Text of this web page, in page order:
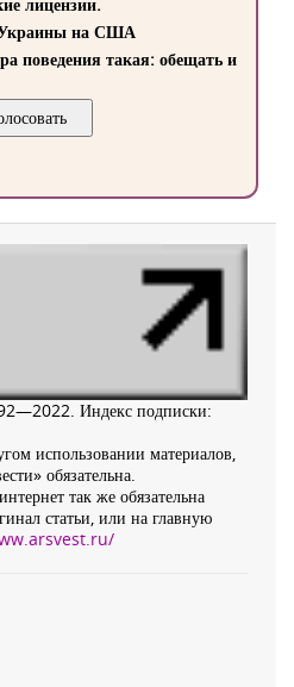
лицензии.
Украины на США
поведения такая: обещать и
Индекс подписки:
использовании материалов,
обязательна.
так же обязательна
статьи, или на главную